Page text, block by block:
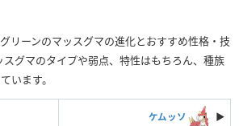
リーンのマッスグマの進化とおすすめ性格・技
スグマのタイプや弱点、特性はもちろん、種族
います。
ケムッソ ▶︎